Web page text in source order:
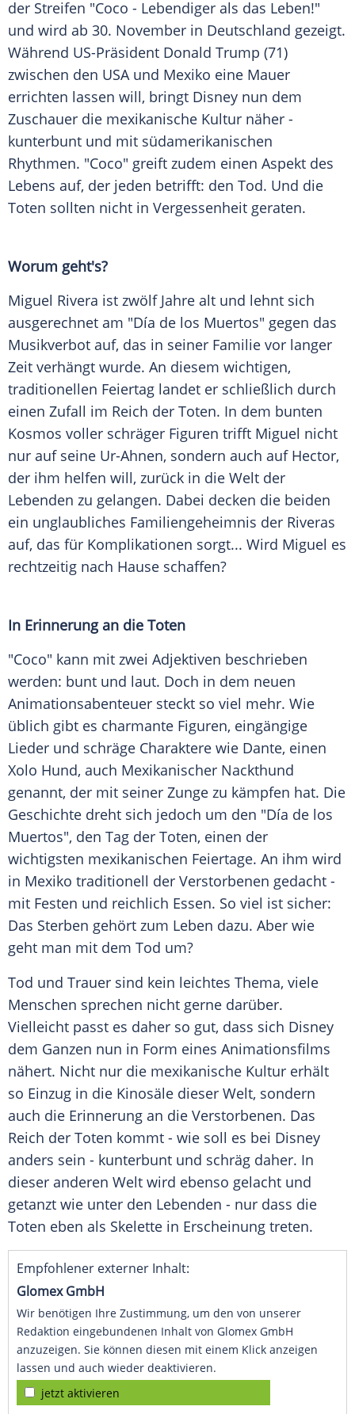
der Streifen "Coco - Lebendiger als das Leben!"
und wird ab 30. November in Deutschland gezeigt.
Während US-Präsident Donald Trump (71)
zwischen den USAund Mexiko eine Mauer
errichten lassen will, bringt Disney nun dem
Zuschauer die mexikanische Kultur näher -
kunterbunt und mit südamerikanischen
Rhythmen. "Coco" greift zudem einen Aspekt des
Lebens auf, der jeden betrifft: den Tod. Und die
Toten sollten nicht in Vergessenheit geraten.
Worum geht's?
Miguel Rivera ist zwölf Jahre alt und lehnt sich
ausgerechnet am "Día de los Muertos" gegen das
Musikverbot auf, das in seiner Familie vor langer
Zeit verhängt wurde. An diesem wichtigen,
traditionellen Feiertag landet er schließlich durch
einen Zufall im Reich der Toten. In dem bunten
Kosmos voller schräger Figuren trifft Miguel nicht
nur auf seine Ur-Ahnen, sondern auch auf Hector,
der ihm helfen will, zurück in die Welt der
Lebenden zu gelangen. Dabei decken die beiden
ein unglaubliches Familiengeheimnis der Riveras
auf, das für Komplikationen sorgt... Wird Miguel es
rechtzeitig nach Hause schaffen?
In Erinnerung an die Toten
"Coco" kann mit zwei Adjektiven beschrieben
werden: bunt und laut. Doch in dem neuen
Animationsabenteuer steckt so viel mehr. Wie
üblich gibt es charmante Figuren, eingängige
Lieder und schräge Charaktere wie Dante, einen
Xolo Hund, auch Mexikanischer Nackthund
genannt, der mit seiner Zunge zu kämpfen hat. Die
Geschichte dreht sich jedoch um den "Día de los
Muertos", den Tag der Toten, einen der
wichtigsten mexikanischen Feiertage. An ihm wird
in Mexiko traditionell der Verstorbenen gedacht -
mit Festen und reichlich Essen. So viel ist sicher:
Das Sterben gehört zum Leben dazu. Aber wie
geht man mit dem Tod um?
Tod und Trauer sind kein leichtes Thema, viele
Menschen sprechen nicht gerne darüber.
Vielleicht passt es daher so gut, dass sich Disney
dem Ganzen nun in Form eines Animationsfilms
nähert. Nicht nur die mexikanische Kultur erhält
so Einzug in die Kinosäle dieser Welt, sondern
auch die Erinnerung an die Verstorbenen. Das
Reich der Toten kommt - wie soll es bei Disney
anders sein - kunterbunt und schräg daher. In
dieser anderen Welt wird ebenso gelacht und
getanzt wie unter den Lebenden - nur dass die
Toten eben als Skelette in Erscheinung treten.
Empfohlener externer Inhalt:
Glomex GmbH
Wir benötigen Ihre Zustimmung, um den von unserer
Redaktion eingebundenen Inhalt von Glomex GmbH
anzuzeigen. Sie können diesen mit einem Klick anzeigen
lassen und auch wieder deaktivieren.
jetzt aktivieren